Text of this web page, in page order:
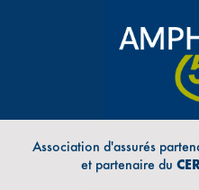
Association d'assurés
et partenaire du